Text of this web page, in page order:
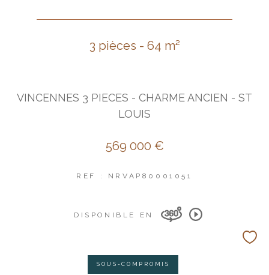
3 pièces - 64 m²
VINCENNES 3 PIECES - CHARME ANCIEN - ST
LOUIS
569 000 €
REF : NRVAP80001051
DISPONIBLE EN
SOUS-COMPROMIS